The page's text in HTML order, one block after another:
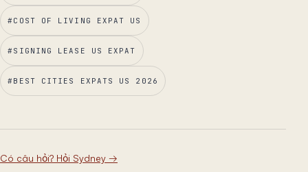
#COST OF LIVING EXPAT US
#SIGNING LEASE US EXPAT
#BEST CITIES EXPATS US 2026
Có câu hỏi? Hỏi Sydney →